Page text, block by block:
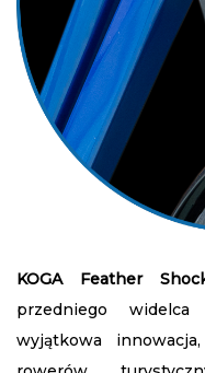
KOGA Feather
przedniego
wyjątkowa